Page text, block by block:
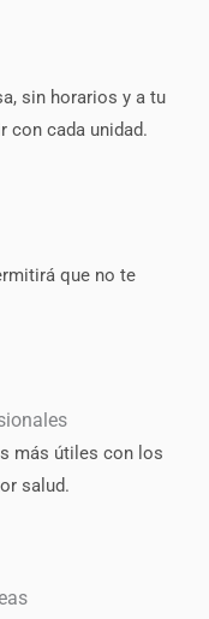
sin horarios y a tu
con cada unidad.
que no te
más útiles con los
salud.